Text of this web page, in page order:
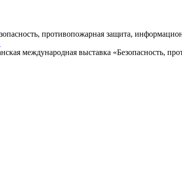
противопожарная защита,
международная выставка «Безопасность,